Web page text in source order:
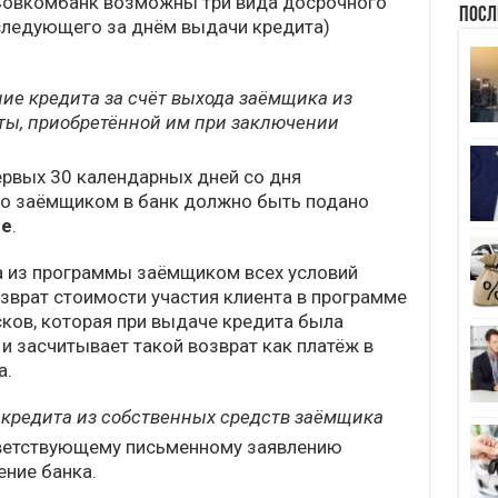
за днём выдачи кредита)
кредита за счёт выхода заёмщика из
приобретённой им при заключении
30 календарных дней со дня
заёмщиком в банк должно быть подано
.
программы заёмщиком всех условий
стоимости участия клиента в программе
которая при выдаче кредита была
засчитывает такой возврат как платёж в
из собственных средств заёмщика
письменному заявлению
банка.